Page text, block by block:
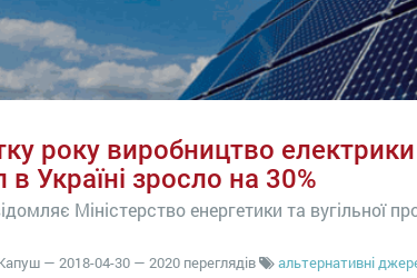
року виробництво
Україні зросло на 30%
Міністерство енергетики та вугільної
— 2018-04-30 — 2020 переглядів альтернативні